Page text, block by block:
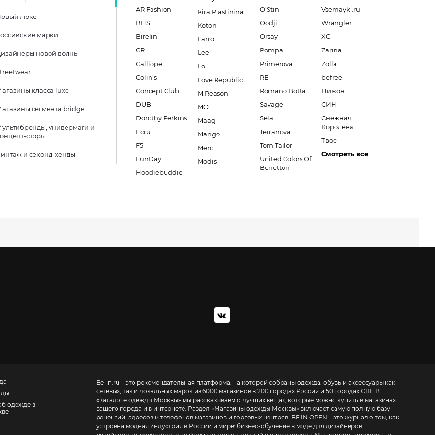
люкс
марки
новой волны
класса luxe
сегмента bridge
универмаги и
сторы
и секонд-хенды
AR Fashion
BHS
Birelin
CR
Calliope
Colin's
Concept Club
DUB
Dorothy Perkins
Ecru
F5
FunDay
Hoodiebuddie
Kira Plastinina
Koton
Larro
Lee
Lo
Love Republic
M.Reason
MO
Maag
Mango
Merc
Modis
O'Stin
Oodji
Orsay
Pompa
Primerova
RE
Romano Botta
Savage
Sela
Terranova
Tom Tailor
United Colors Of
Benetton
Vsemayki.ru
Wrangler
XC
Zarina
Zolla
befree
Пижон
СИН
Снежная
Королева
Твое
Смотреть все
одежде в
Be-in.ru – это рекомендательная платформа, на которой собраны одежда, обувь и аксессуары как
сетевых, так и локальных марок из 6000 магазинов в 200 городах России и 50 городах СНГ. В
«Каталоге одежды Москвы» мы рассказываем о лучших вещах, которые можно купить в магазинах
вашего города и в интернете. Раздел «Магазины одежды Москвы» включает самую полную базу
рецензий, адресов и телефонов магазинов и торговых центров. BE IN OPEN – это журнал о том, как
устроена модная индустрия в России и мире: бизнес-обучение в моде для дизайнеров,